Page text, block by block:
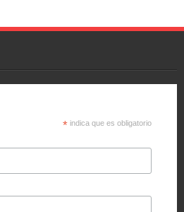
* indica que es obligatorio